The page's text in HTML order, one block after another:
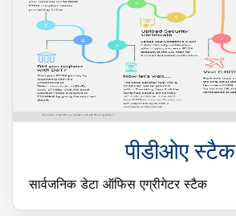
पीडीओए स्टैक
सार्वजनिक डेटा ऑफिस एग्रीगेटर स्टैक